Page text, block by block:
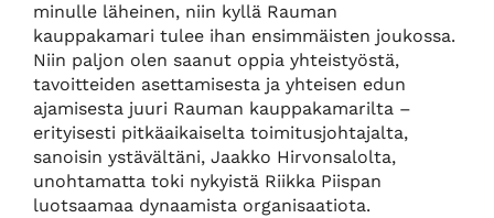
minulle läheinen, niin kyllä Rauman
kauppakamari tulee ihan ensimmäisten joukossa.
Niin paljon olen saanut oppia yhteistyöstä,
tavoitteiden asettamisesta ja yhteisen edun
ajamisesta juuri Rauman kauppakamarilta –
erityisesti pitkäaikaiselta toimitusjohtajalta,
sanoisin ystävältäni, Jaakko Hirvonsalolta,
unohtamatta toki nykyistä Riikka Piispan
luotsaamaa dynaamista organisaatiota.